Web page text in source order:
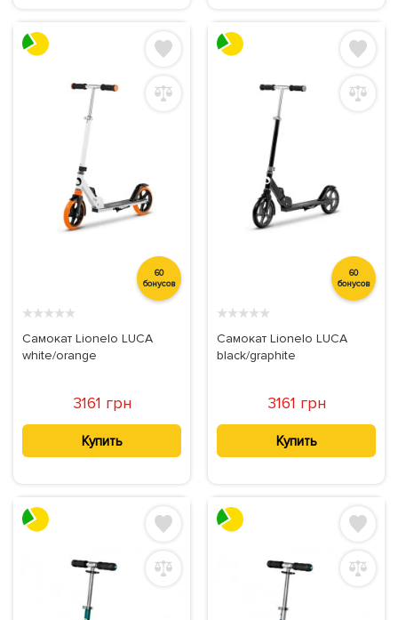
60
бонусов
★★★★★
Самокат Lionelo LUCA
white/orange
3161 грн
Купить
60
бонусов
★★★★★
Самокат Lionelo LUCA
black/graphite
3161 грн
Купить